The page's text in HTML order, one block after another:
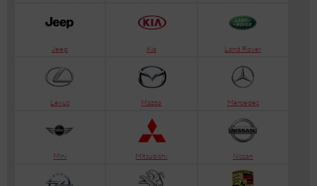
Jeep Kia Land Rover
Lexus Mazda Mercedes
Mini Mitsubishi Nissan